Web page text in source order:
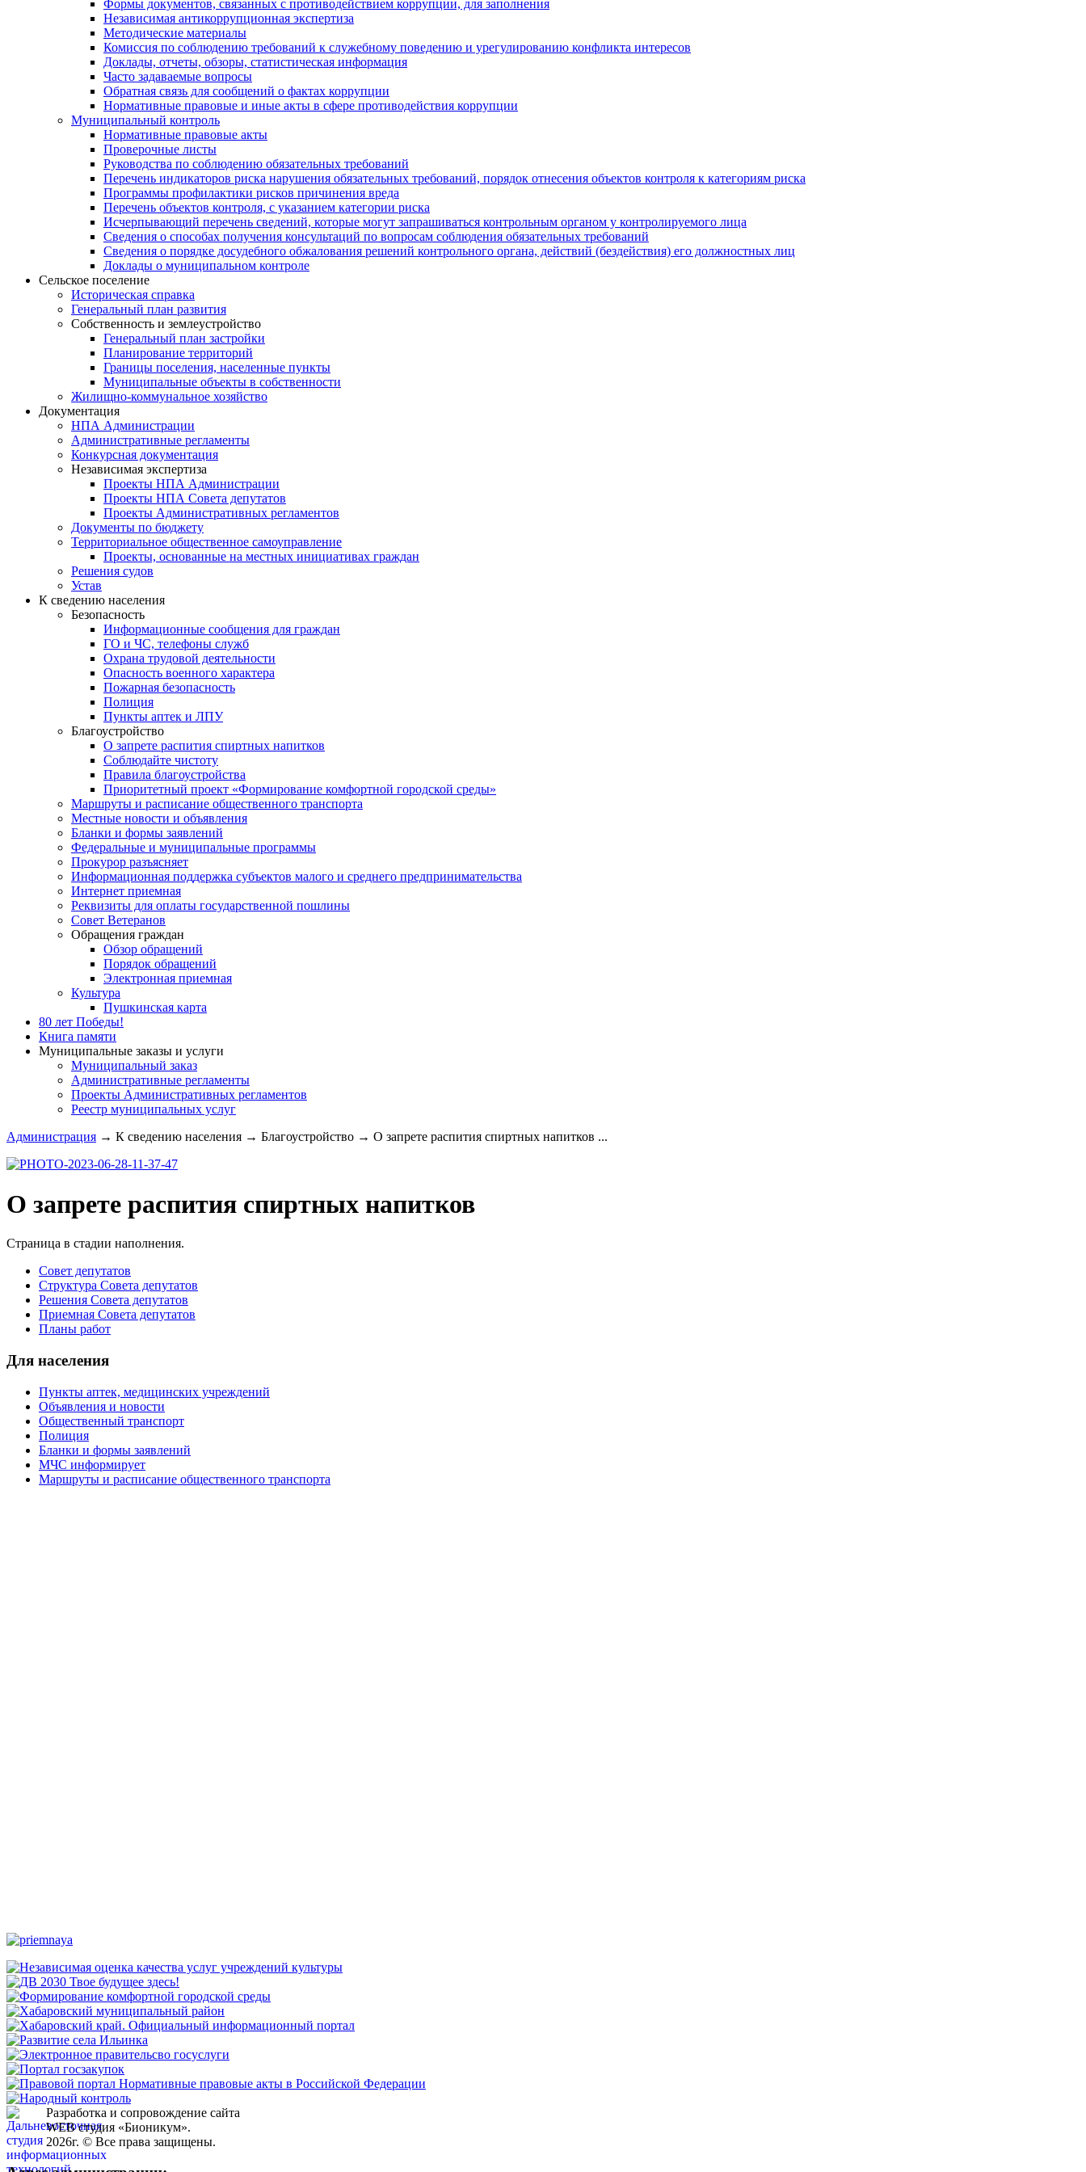
Формы документов, связанных с противодействием коррупции, для заполнения
Независимая антикоррупционная экспертиза
Методические материалы
Комиссия по соблюдению требований к служебному поведению и урегулированию конфликта интересов
Доклады, отчеты, обзоры, статистическая информация
Часто задаваемые вопросы
Обратная связь для сообщений о фактах коррупции
Нормативные правовые и иные акты в сфере противодействия коррупции
Муниципальный контроль
Нормативные правовые акты
Проверочные листы
Руководства по соблюдению обязательных требований
Перечень индикаторов риска нарушения обязательных требований, порядок отнесения объектов контроля к категориям риска
Программы профилактики рисков причинения вреда
Перечень объектов контроля, с указанием категории риска
Исчерпывающий перечень сведений, которые могут запрашиваться контрольным органом у контролируемого лица
Сведения о способах получения консультаций по вопросам соблюдения обязательных требований
Сведения о порядке досудебного обжалования решений контрольного органа, действий (бездействия) его должностных лиц
Доклады о муниципальном контроле
Сельское поселение
Историческая справка
Генеральный план развития
Собственность и землеустройство
Генеральный план застройки
Планирование территорий
Границы поселения, населенные пункты
Муниципальные объекты в собственности
Жилищно-коммунальное хозяйство
Документация
НПА Администрации
Административные регламенты
Конкурсная документация
Независимая экспертиза
Проекты НПА Администрации
Проекты НПА Совета депутатов
Проекты Административных регламентов
Документы по бюджету
Территориальное общественное самоуправление
Проекты, основанные на местных инициативах граждан
Решения судов
Устав
К сведению населения
Безопасность
Информационные сообщения для граждан
ГО и ЧС, телефоны служб
Охрана трудовой деятельности
Опасность военного характера
Пожарная безопасность
Полиция
Пункты аптек и ЛПУ
Благоустройство
О запрете распития спиртных напитков
Соблюдайте чистоту
Правила благоустройства
Приоритетный проект «Формирование комфортной городской среды»
Маршруты и расписание общественного транспорта
Местные новости и объявления
Бланки и формы заявлений
Федеральные и муниципальные программы
Прокурор разъясняет
Информационная поддержка субъектов малого и среднего предпринимательства
Интернет приемная
Реквизиты для оплаты государственной пошлины
Совет Ветеранов
Обращения граждан
Обзор обращений
Порядок обращений
Электронная приемная
Культура
Пушкинская карта
80 лет Победы!
Книга памяти
Муниципальные заказы и услуги
Муниципальный заказ
Административные регламенты
Проекты Административных регламентов
Реестр муниципальных услуг
Администрация → К сведению населения → Благоустройство → О запрете распития спиртных напитков ...
О запрете распития спиртных напитков
Страница в стадии наполнения.
Совет депутатов
Структура Совета депутатов
Решения Совета депутатов
Приемная Совета депутатов
Планы работ
Для населения
Пункты аптек, медицинских учреждений
Объявления и новости
Общественный транспорт
Полиция
Бланки и формы заявлений
МЧС информирует
Маршруты и расписание общественного транспорта
Разработка и сопровождение сайта
WEB студия «Бионикум».
2026г. © Все права защищены.